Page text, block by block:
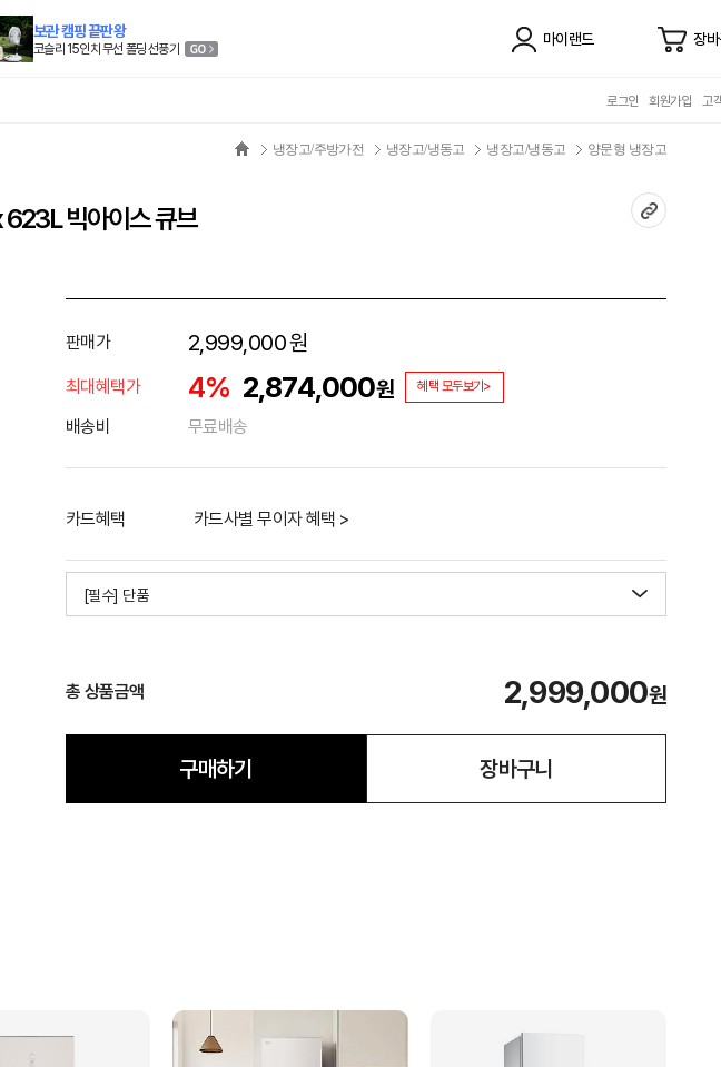
보관 캠핑 끝판왕
코슬리 15인치 무선 폴딩 선풍기
마이랜드 장
로그인 회원가입 고
냉장고/주방가전 냉장고/냉동고 냉장고/냉동고 양문형 냉장고
빅아이스 큐브
판매가 2,999,000원
최대혜택가 4% 2,874,000원 혜택 모두보기>
배송비 무료배송
카드혜택 카드사별 무이자 혜택 >
[필수] 단품
총 상품금액 2,999,000원
구매하기 장바구니